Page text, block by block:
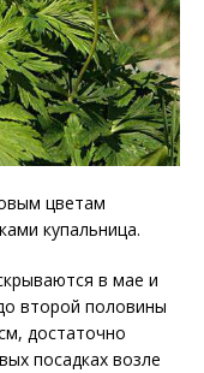
цветам
купальница.
в мае и
второй половины
достаточно
посадках возле